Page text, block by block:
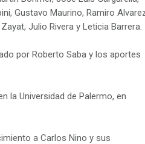
Gustavo Maurino, Ramiro
Julio Rivera y Leticia Barrera.
por Roberto Saba y los aportes
la Universidad de Palermo, en
a Carlos Nino y sus